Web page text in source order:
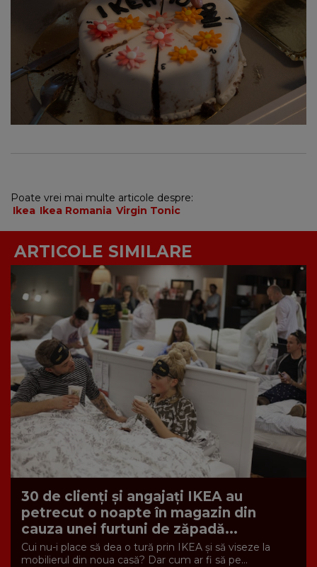
Poate vrei mai multe articole despre:
Ikea Ikea Romania Virgin Tonic
ARTICOLE SIMILARE
30 de clienți și angajați IKEA au
petrecut o noapte în magazin din
cauza unei furtuni de zăpadă...
Cui nu-i place să dea o tură prin IKEA și să viseze la
mobilierul din noua casă? Dar cum ar fi să pe...